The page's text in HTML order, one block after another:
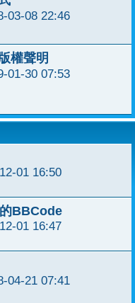
03-08 22:46
權聲明
01-30 07:53
01 16:50
BBCode
01 16:47
04-21 07:41